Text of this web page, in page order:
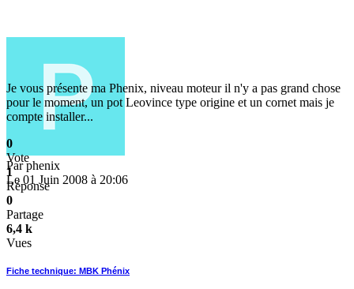
Parphenix
Le 01 Juin 2008 à 20:06
Je vous présente ma Phenix, niveau moteur il n'y a pas grand chose
pour le moment, un pot Leovince type origine et un cornet mais je
compte installer...
0
Vote
1
Réponse
0
Partage
6,4 k
Vues
Fiche technique: MBK Phénix